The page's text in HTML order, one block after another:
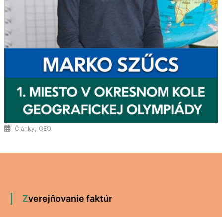
Články , GEO
Zverejňovanie faktúr